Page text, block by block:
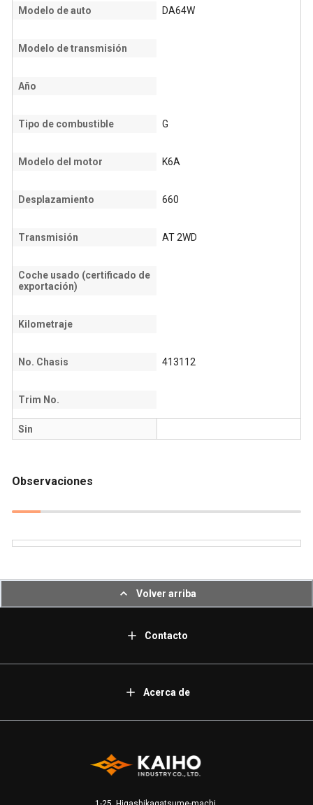
Modelo de auto DA64W
Modelo de transmisión
Año
Tipo de combustible G
Modelo del motor K6A
Desplazamiento 660
Transmisión AT 2WD
Coche usado (certificado de
exportación)
Kilometraje
No. Chasis 413112
Trim No.
Sin
Observaciones
Volver arriba
Contacto
Acerca de